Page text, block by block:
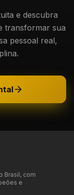
e descubra
transformar sua
pessoal real,
Brasil, com
e